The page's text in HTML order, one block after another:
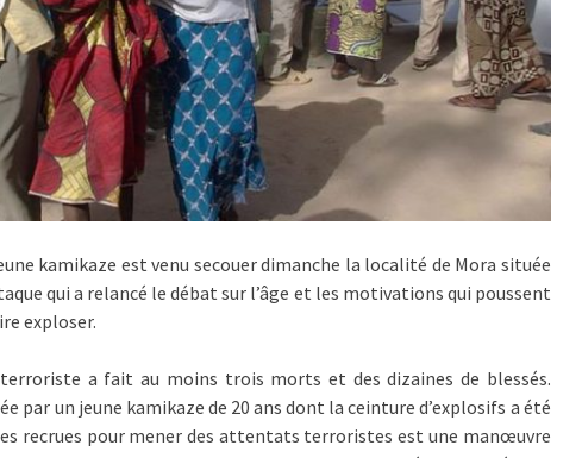
kamikaze est venu secouer dimanche la localité de Mora située
qui a relancé le débat sur l’âge et les motivations qui poussent
exploser.
a fait au moins trois morts et des dizaines de blessés.
par un jeune kamikaze de 20 ans dont la ceinture d’explosifs a été
recrues pour mener des attentats terroristes est une manœuvre